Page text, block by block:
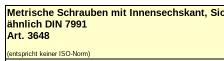
Metrische Schrauben mit Innensechskant,
ähnlich DIN 7991
Art. 3648
(entspricht keiner ISO-Norm)